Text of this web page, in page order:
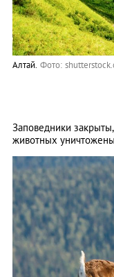
Алтай. Фото:
Заповедники
животных